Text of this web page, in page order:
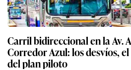
Carril bidireccional en la Av.
Corredor Azul: los desvíos,
del plan piloto